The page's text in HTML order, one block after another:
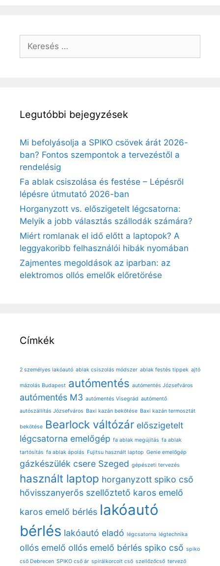
Keresés:
Legutóbbi bejegyzések
Mi befolyásolja a SPIKO csövek árát 2026-
ban? Fontos szempontok a tervezéstől a
rendelésig
Fa ablak csiszolása és festése – Lépésről
lépésre útmutató 2026-ban
Horganyzott vs. előszigetelt légcsatorna:
Melyik a jobb választás szállodák számára?
Miért romlanak el idő előtt a laptopok? A
leggyakoribb felhasználói hibák nyomában
Zajmentes megoldások az iparban: az
elektromos ollós emelők előretörése
Címkék
2 személyes lakóautó ablak csiszolás módszer ablak festés tippek ajtó
mázolás Budapest autómentés autómentés Józsefváros
autómentés M3 autómentés Visegrád autómentő
autószállítás Józsefváros Baxi kazán bekötése Baxi kazán termosztát
bekötése Bearlock váltózár előszigetelt
légcsatorna emelőgép fa ablak megújítás fa ablak
tartósítás fa ablak ápolás Fujitsu használt laptop Genie emelőgép
gázkészülék csere Szeged gépészeti tervezés
használt laptop horganyzott spiko cső
hővisszanyerős szellőztető karos emelő
karos emelő bérlés lakóautó
bérlés lakóautó eladó légcsatorna légtechnika
ollós emelő ollós emelő bérlés spiko cső spiko
cső Debrecen SPIKO cső ár spirálkorcolt cső szellőzőcső tervező